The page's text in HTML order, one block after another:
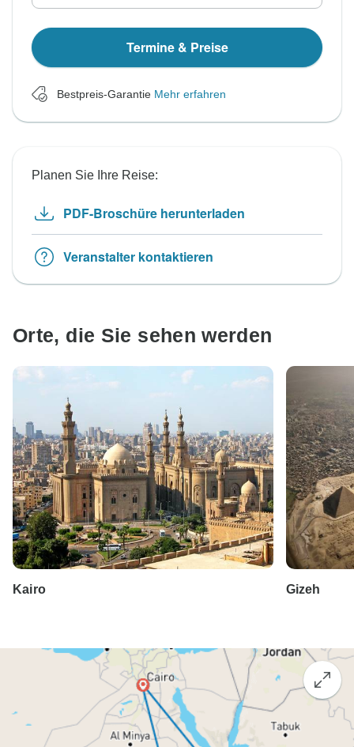
Termine & Preise
Bestpreis-Garantie Mehr erfahren
Planen Sie Ihre Reise:
PDF-Broschüre herunterladen
Veranstalter kontaktieren
Orte, die Sie sehen werden
Kairo Gizeh